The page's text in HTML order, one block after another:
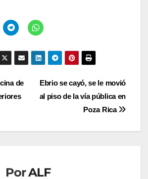
Ebrio se cayó, se le movió
al piso de la vía pública en
Poza Rica
de
PorALF